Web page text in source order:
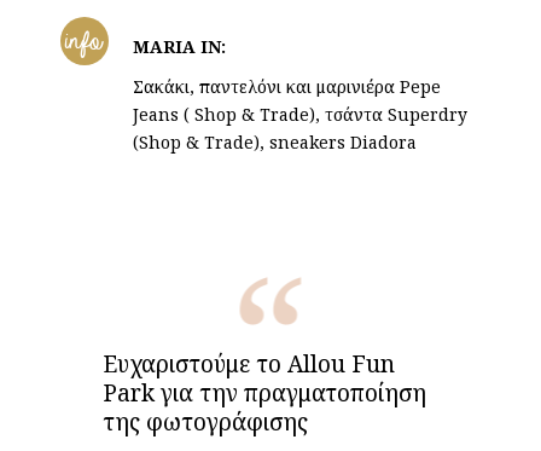
info
MARIA IN:
Σακάκι, παντελόνι και μαρινιέρα Pepe
Jeans ( Shop & Trade), τσάντα Superdry
(Shop & Trade), sneakers Diadora
Ευχαριστούμε το Allou Fun
Park για την πραγματοποίηση
της φωτογράφισης